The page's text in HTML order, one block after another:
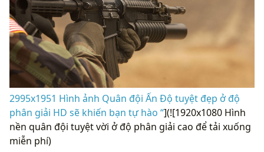
2995x1951 Hình ảnh Quân đội Ấn Độ tuyệt đẹp ở độ
phân giải HD sẽ khiến bạn tự hào “](![1920x1080 Hình
nền quân đội tuyệt vời ở độ phân giải cao để tải xuống
miễn phí)